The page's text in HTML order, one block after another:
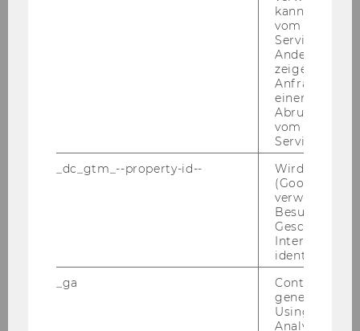
In the Media
kann, um
vom AMP-
Service
Andere
zeigen Opt-
Anfrage im
einen Fehler
Abrufen
vom AMP
Service an.
_dc_gtm_--property-id--
Wird von
(Google Tag
verwendet,
Besucher
Geschlecht
Interessen zu
identifizieren.
_ga
Contains a
generated
Using this
Analytics can